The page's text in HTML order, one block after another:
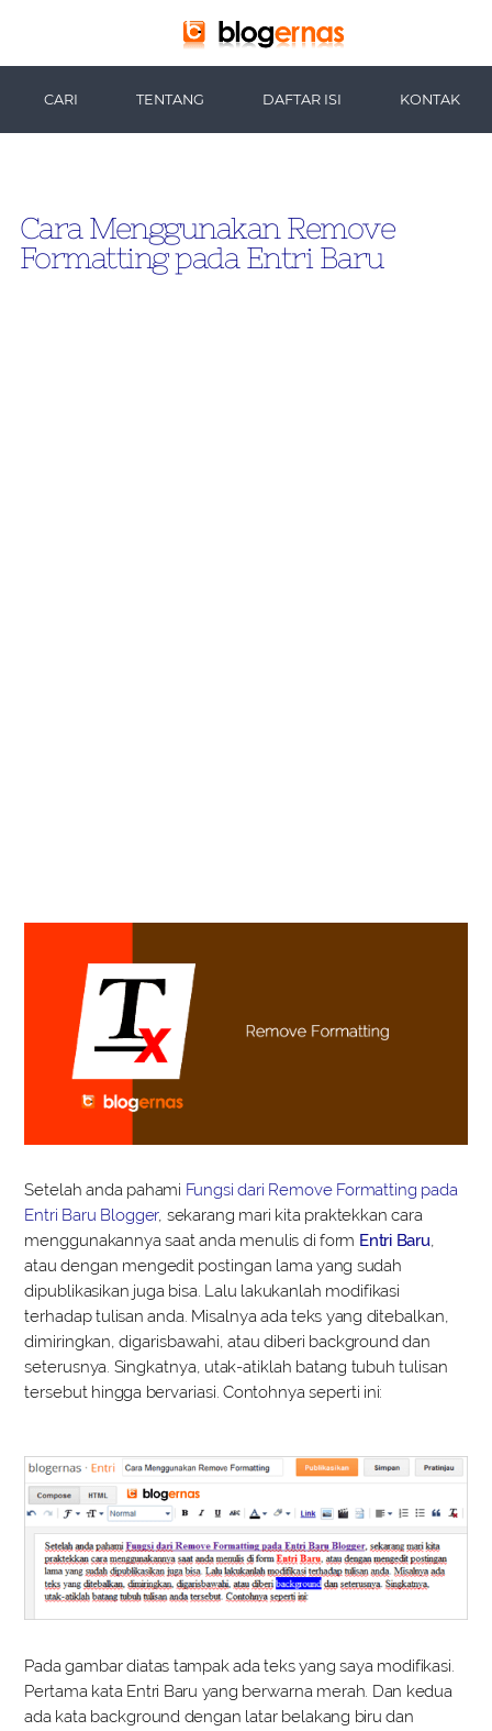
CARI TENTANG DAFTAR ISI KONTAK
Cara Menggunakan Remove
Formatting pada Entri Baru
Setelah anda pahami Fungsi dari Remove Formatting pada
Entri Baru Blogger, sekarang mari kita praktekkan cara
menggunakannya saat anda menulis di form Entri Baru,
atau dengan mengedit postingan lama yang sudah
dipublikasikan juga bisa. Lalu lakukanlah modifikasi
terhadap tulisan anda. Misalnya ada teks yang ditebalkan,
dimiringkan, digarisbawahi, atau diberi background dan
seterusnya. Singkatnya, utak-atiklah batang tubuh tulisan
tersebut hingga bervariasi. Contohnya seperti ini:
Pada gambar diatas tampak ada teks yang saya modifikasi.
Pertama kata Entri Baru yang berwarna merah. Dan kedua
ada kata background dengan latar belakang biru dan